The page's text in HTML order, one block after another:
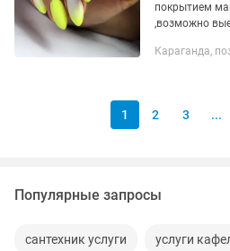
покрытием
,возможно
красоту
Караганда,
1 2 3 ...
Популярные запросы
сантехник услуги услуги